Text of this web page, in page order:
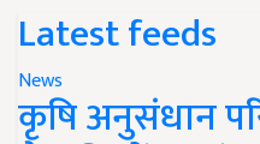
Latest feeds
News
कृषि अनुसंधान